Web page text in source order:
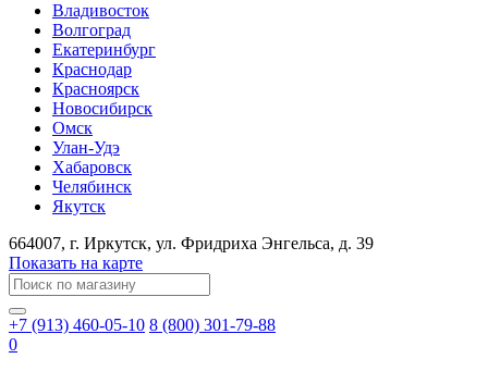
Владивосток
Волгоград
Екатеринбург
Краснодар
Красноярск
Новосибирск
Омск
Улан-Удэ
Хабаровск
Челябинск
Якутск
664007, г. Иркутск, ул. ​Фридриха Энгельса, д. 39
Показать на карте
+7 (913) 460-05-10 8 (800) 301-79-88
0